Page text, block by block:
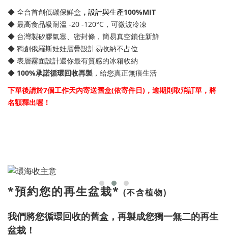
◆ 全台首創低碳保鮮盒 ， 設計與生產100%MIT
◆ 最高食品級耐溫 -20 -120°C，可微波冷凍
◆ 台灣製矽膠氣塞、密封條，簡易真空鎖住新鮮
◆ 獨創俄羅斯娃娃層疊設計易收納不占位
◆ 表層霧面設計還你最有質感的冰箱收納
◆ 100%承諾循環回收再製 ，給您真正無痕生活
下單後請於7個工作天內寄送舊盒(依寄件日)，逾期則取消訂單，將
名額釋出喔！
*預約您的再生盆栽* (不含植物)
我們將您循環回收的舊盒，再製成您獨一無二的再生
盆栽！